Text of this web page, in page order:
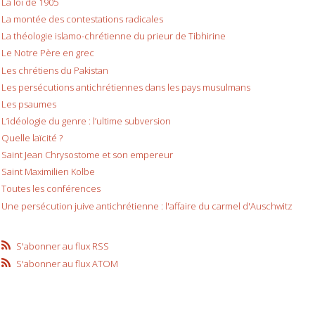
La montée des contestations radicales
La théologie islamo-chrétienne du prieur de Tibhirine
Le Notre Père en grec
Les chrétiens du Pakistan
Les persécutions antichrétiennes dans les pays musulmans
Les psaumes
L’idéologie du genre : l’ultime subversion
Quelle laïcité ?
Saint Jean Chrysostome et son empereur
Saint Maximilien Kolbe
Toutes les conférences
Une persécution juive antichrétienne : l'affaire du carmel d'Auschwitz
S'abonner au flux RSS
S'abonner au flux ATOM